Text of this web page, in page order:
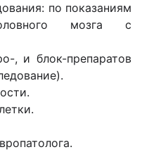
по показаниям
мозга с
, и блок-препаратов